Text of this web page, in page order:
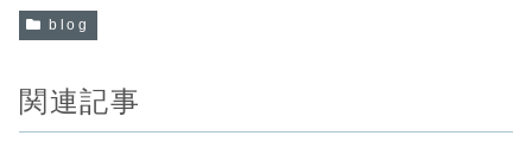
blog
関連記事